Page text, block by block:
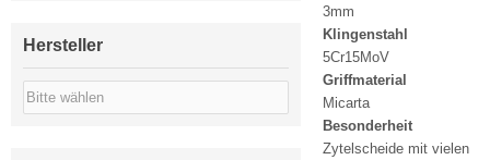
3mm
Klingenstahl
5Cr15MoV
Griffmaterial
Micarta
Besonderheit
Zytelscheide mit vielen
Hersteller